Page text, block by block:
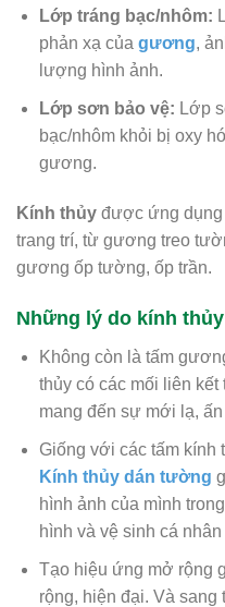
Lớp tráng bạc/nhôm:
phản xạ của gương,
lượng hình ảnh.
Lớp sơn bảo vệ: Lớp
bạc/nhôm khỏi bị oxy
gương.
Kính thủy được ứng dụng
trang trí, từ gương treo
gương ốp tường, ốp trần.
Những lý do kính
Không còn là tấm
thủy có các mối liên
mang đến sự mới lạ,
Giống với các tấm kính
Kính thủy dán tường
hình ảnh của mình
hình và vệ sinh cá
Tạo hiệu ứng mở rộng
rộng, hiện đại. Và sang